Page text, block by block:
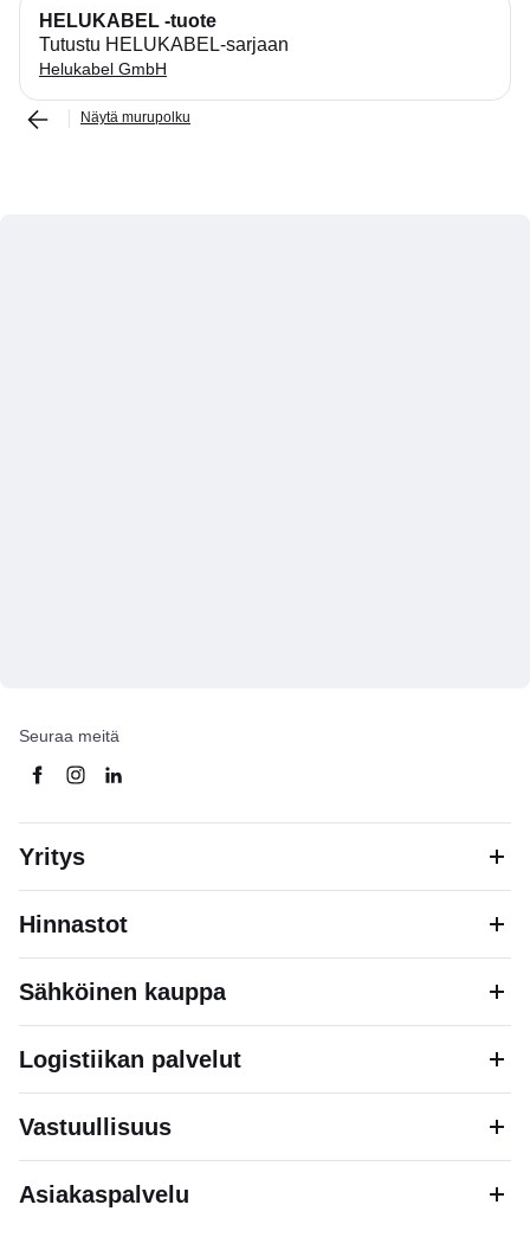
HELUKABEL -tuote
Tutustu HELUKABEL-sarjaan
Helukabel GmbH
Näytä murupolku
Seuraa meitä
Yritys
Hinnastot
Sähköinen kauppa
Logistiikan palvelut
Vastuullisuus
Asiakaspalvelu